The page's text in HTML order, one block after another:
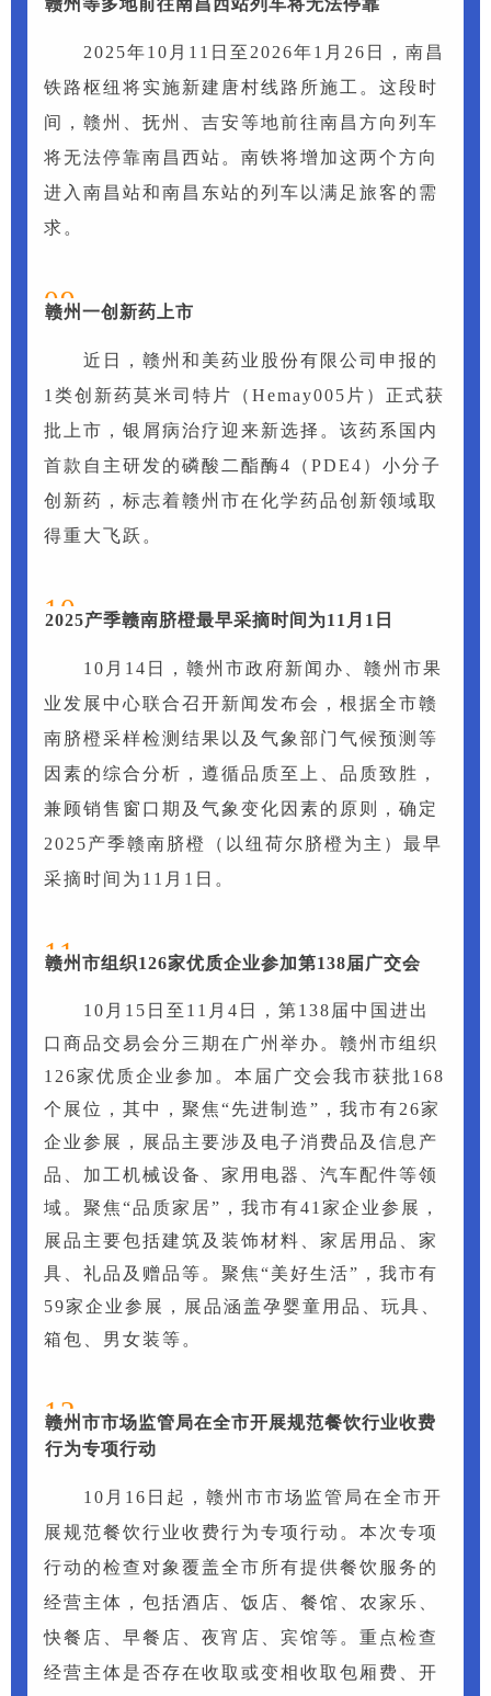
赣州等多地前往南昌西站列车将无法停靠
2025年10月11日至2026年1月26日，南昌
铁路枢纽将实施新建唐村线路所施工。这段时
间，赣州、抚州、吉安等地前往南昌方向列车
将无法停靠南昌西站。南铁将增加这两个方向
进入南昌站和南昌东站的列车以满足旅客的需
求。
09
赣州一创新药上市
近日，赣州和美药业股份有限公司申报的
1类创新药莫米司特片（Hemay005片）正式获
批上市，银屑病治疗迎来新选择。该药系国内
首款自主研发的磷酸二酯酶4（PDE4）小分子
创新药，标志着赣州市在化学药品创新领域取
得重大飞跃。
10
2025产季赣南脐橙最早采摘时间为11月1日
10月14日，赣州市政府新闻办、赣州市果
业发展中心联合召开新闻发布会，根据全市赣
南脐橙采样检测结果以及气象部门气候预测等
因素的综合分析，遵循品质至上、品质致胜，
兼顾销售窗口期及气象变化因素的原则，确定
2025产季赣南脐橙（以纽荷尔脐橙为主）最早
采摘时间为11月1日。
11
赣州市组织126家优质企业参加第138届广交会
10月15日至11月4日，第138届中国进出
口商品交易会分三期在广州举办。赣州市组织
126家优质企业参加。本届广交会我市获批168
个展位，其中，聚焦“先进制造”，我市有26家
企业参展，展品主要涉及电子消费品及信息产
品、加工机械设备、家用电器、汽车配件等领
域。聚焦“品质家居”，我市有41家企业参展，
展品主要包括建筑及装饰材料、家居用品、家
具、礼品及赠品等。聚焦“美好生活”，我市有
59家企业参展，展品涵盖孕婴童用品、玩具、
箱包、男女装等。
12
赣州市市场监管局在全市开展规范餐饮行业收费
行为专项行动
10月16日起，赣州市市场监管局在全市开
展规范餐饮行业收费行为专项行动。本次专项
行动的检查对象覆盖全市所有提供餐饮服务的
经营主体，包括酒店、饭店、餐馆、农家乐、
快餐店、早餐店、夜宵店、宾馆等。重点检查
经营主体是否存在收取或变相收取包厢费、开